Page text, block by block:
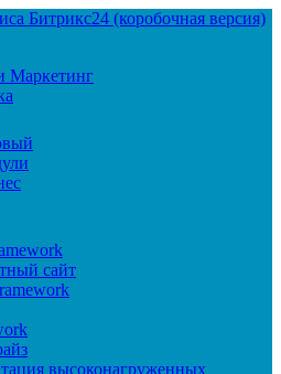
Битрикс24 (коробочная версия)
Маркетинг
сайт
высоконагруженных